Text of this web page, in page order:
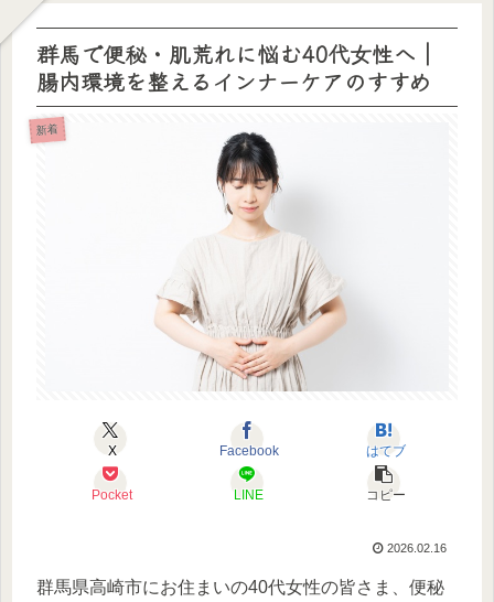
群馬で便秘・肌荒れに悩む40代女性へ｜
腸内環境を整えるインナーケアのすすめ
新着
X Facebook はてブ
Pocket LINE コピー
2026.02.16
群馬県高崎市にお住まいの40代女性の皆さま、便秘